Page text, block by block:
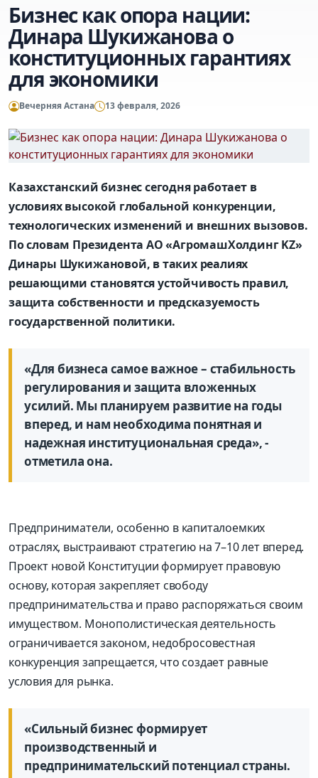
Бизнес как опора нации:
Динара Шукижанова о
конституционных гарантиях
для экономики
Вечерняя Астана 13 февраля, 2026
Казахстанский бизнес сегодня работает в
условиях высокой глобальной конкуренции,
технологических изменений и внешних вызовов.
По словам Президента АО «АгромашХолдинг KZ»
Динары Шукижановой, в таких реалиях
решающими становятся устойчивость правил,
защита собственности и предсказуемость
государственной политики.
«Для бизнеса самое важное – стабильность
регулирования и защита вложенных
усилий. Мы планируем развитие на годы
вперед, и нам необходима понятная и
надежная институциональная среда», -
отметила она.
Предприниматели, особенно в капиталоемких
отраслях, выстраивают стратегию на 7–10 лет вперед.
Проект новой Конституции формирует правовую
основу, которая закрепляет свободу
предпринимательства и право распоряжаться своим
имуществом. Монополистическая деятельность
ограничивается законом, недобросовестная
конкуренция запрещается, что создает равные
условия для рынка.
«Сильный бизнес формирует
производственный и
предпринимательский потенциал страны.